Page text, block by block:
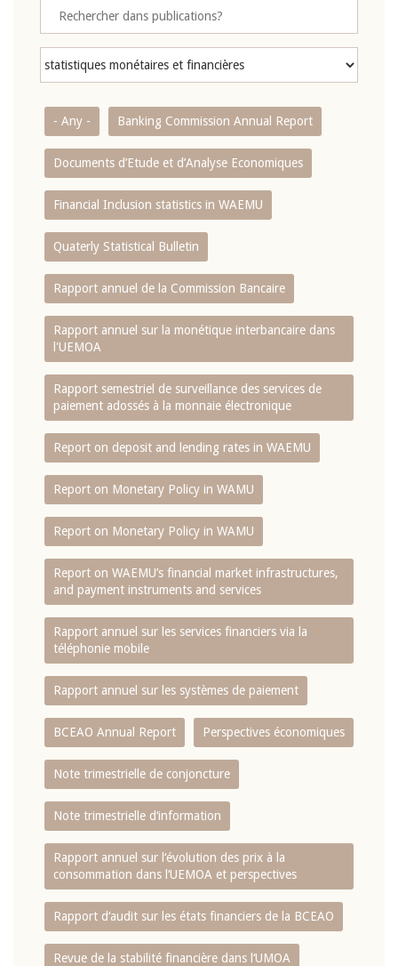
- Any - Banking Commission Annual Report
Documents d’Etude et d’Analyse Economiques
Financial Inclusion statistics in WAEMU
Quaterly Statistical Bulletin
Rapport annuel de la Commission Bancaire
Rapport annuel sur la monétique interbancaire dans
l'UEMOA
Rapport semestriel de surveillance des services de
paiement adossés à la monnaie électronique
Report on deposit and lending rates in WAEMU
Report on Monetary Policy in WAMU
Report on Monetary Policy in WAMU
Report on WAEMU’s financial market infrastructures,
and payment instruments and services
Rapport annuel sur les services financiers via la
téléphonie mobile
Rapport annuel sur les systèmes de paiement
BCEAO Annual Report Perspectives économiques
Note trimestrielle de conjoncture
Note trimestrielle d‘information
Rapport annuel sur l‘évolution des prix à la
consommation dans l‘UEMOA et perspectives
Rapport d‘audit sur les états financiers de la BCEAO
Revue de la stabilité financière dans l‘UMOA